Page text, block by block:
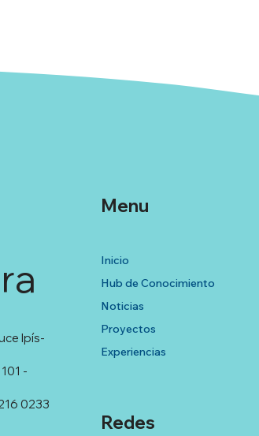
Ipís-
-
0233
Redes
Inicio
Hub de Conocimiento
Noticias
Proyectos
Experiencias
Menu